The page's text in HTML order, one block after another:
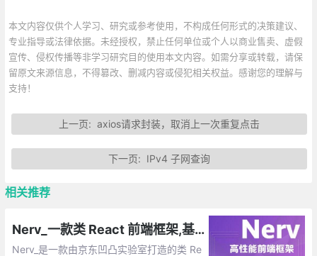
本文内容仅供个人学习、研究或参考使用，不构成任何形式的决策建议、
专业指导或法律依据。未经授权，禁止任何单位或个人以商业售卖、虚假
宣传、侵权传播等非学习研究目的使用本文内容。如需分享或转载，请保
留原文来源信息，不得篡改、删减内容或侵犯相关权益。感谢您的理解与
支持！
上一页: axios请求封装，取消上一次重复点击
下一页: IPv4 子网查询
相关推荐
Nerv_一款类 React 前端框架,基于虚拟 DOM 技术的 JavaScript(TypeScript) 库
Nerv_是一款由京东凹凸实验室打造的类 Re